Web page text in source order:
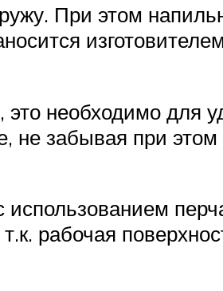
При этом
необходимо для
не забывая при
рабочая